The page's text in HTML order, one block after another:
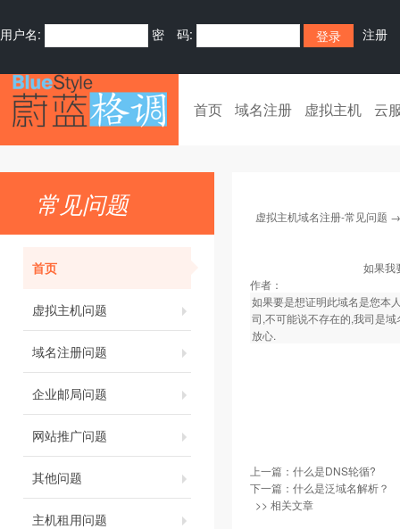
用户名: 密 码: 注册
首页 域名注册 虚拟主机 云
常见问题
首页
虚拟主机问题
域名注册问题
企业邮局问题
网站推广问题
其他问题
主机租用问题
虚拟主机域名注册-常见问题
如果我
作者：
如果要是想证明此域名是您本
司,不可能说不存在的,我司是
放心.
上一篇： 什么是DNS轮循?
下一篇： 什么是泛域名解析？
>> 相关文章